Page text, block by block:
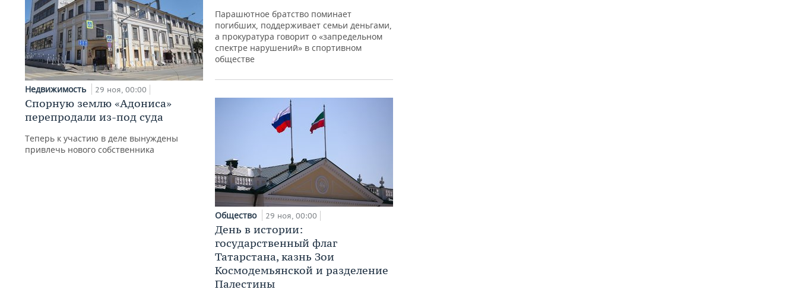
Недвижимость 29 ноя, 00:00
Спорную землю «Адониса»
перепродали из-под суда
Теперь к участию в деле вынуждены
привлечь нового собственника
Парашютное братство поминает
погибших, поддерживает семьи деньгами,
а прокуратура говорит о «запредельном
спектре нарушений» в спортивном
обществе
Общество 29 ноя, 00:00
День в истории:
государственный флаг
Татарстана, казнь Зои
Космодемьянской и разделение
Палестины